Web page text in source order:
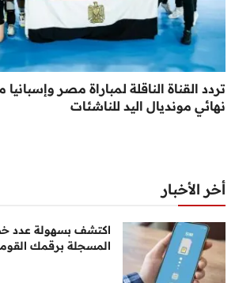
تردد القناة الناقلة لمباراة مصر
نهائي مونديال اليد للناشئات
أخر الأخبار
اكتشف بسهولة عدد
المسجلة برقمك